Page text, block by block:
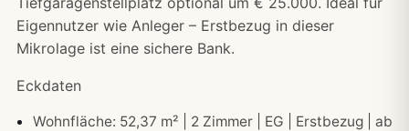
Eigennutzer wie Anleger – Erstbezug in dieser
Mikrolage ist eine sichere Bank.
Eckdaten
Wohnfläche: 52,37 m² | 2 Zimmer | EG | Erstbezug | ab